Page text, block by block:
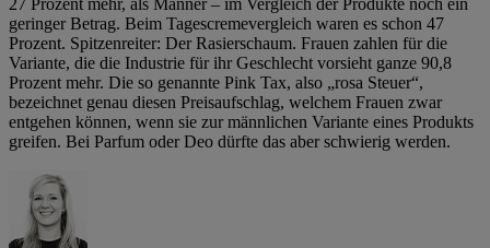
27 Prozent mehr, als Männer – im Vergleich der Produkte noch ein
geringer Betrag. Beim Tagescremevergleich waren es schon 47
Prozent. Spitzenreiter: Der Rasierschaum. Frauen zahlen für die
Variante, die die Industrie für ihr Geschlecht vorsieht ganze 90,8
Prozent mehr. Die so genannte Pink Tax, also „rosa Steuer“,
bezeichnet genau diesen Preisaufschlag, welchem Frauen zwar
entgehen können, wenn sie zur männlichen Variante eines Produkts
greifen. Bei Parfum oder Deo dürfte das aber schwierig werden.